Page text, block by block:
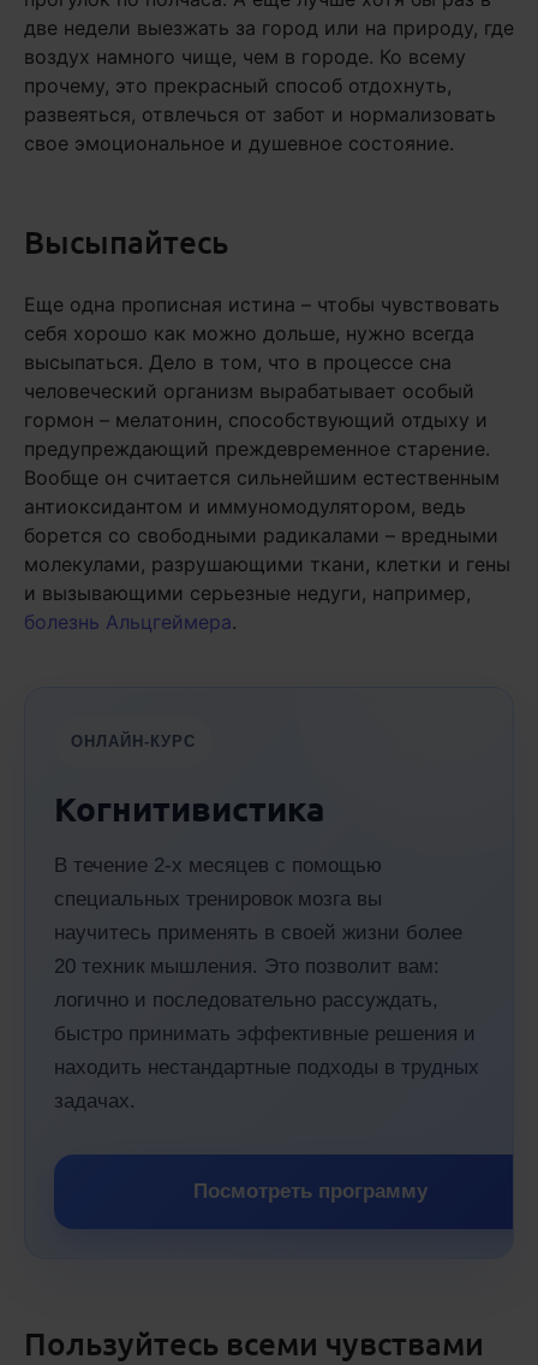
две недели выезжать за город или на природу, где
воздух намного чище, чем в городе. Ко всему
прочему, это прекрасный способ отдохнуть,
развеяться, отвлечься от забот и нормализовать
свое эмоциональное и душевное состояние.
Высыпайтесь
Еще одна прописная истина – чтобы чувствовать
себя хорошо как можно дольше, нужно всегда
высыпаться. Дело в том, что в процессе сна
человеческий организм вырабатывает особый
гормон – мелатонин, способствующий отдыху и
предупреждающий преждевременное старение.
Вообще он считается сильнейшим естественным
антиоксидантом и иммуномодулятором, ведь
борется со свободными радикалами – вредными
молекулами, разрушающими ткани, клетки и гены
и вызывающими серьезные недуги, например,
болезнь Альцгеймера.
ОНЛАЙН-КУРС
Когнитивистика
В течение 2-х месяцев с помощью
специальных тренировок мозга вы
научитесь применять в своей жизни более
20 техник мышления. Это позволит вам:
логично и последовательно рассуждать,
быстро принимать эффективные решения и
находить нестандартные подходы в трудных
задачах.
Посмотреть программу
Пользуйтесь всеми чувствами